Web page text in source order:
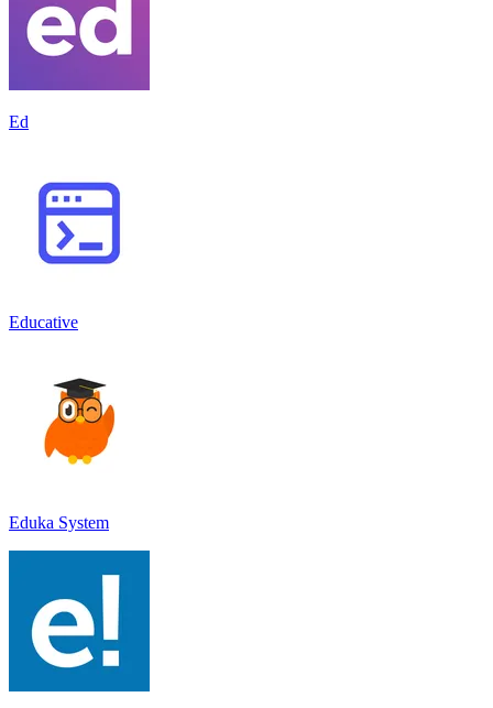
Ed
Educative
Eduka System